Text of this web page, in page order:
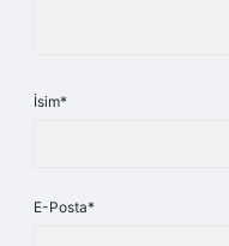
İsim*
E-Posta*